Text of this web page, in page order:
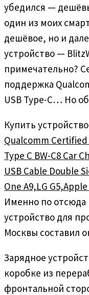
убедился —
один из моих
дешёвое, но и
устройство —
примечательно?
поддержка
USB Type-C… Но
Купить
Qualcomm Certified
Type C BW-C8 Car
USB Cable Double
One A9,LG
Именно по отсюда
устройство для
Москвы составил
Зарядное
коробке из
фронтальной